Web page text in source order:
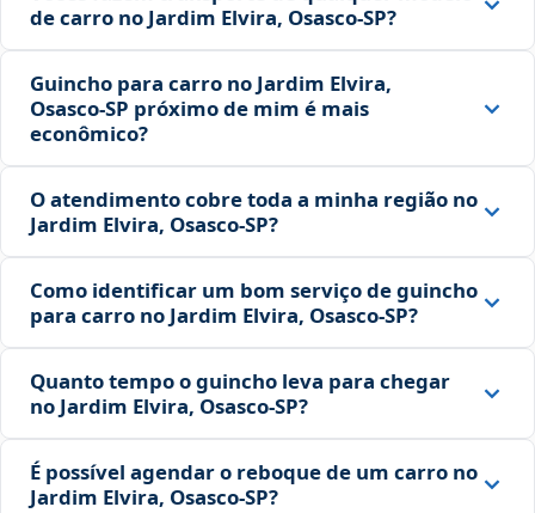
de carro no Jardim Elvira, Osasco‑SP?
Guincho para carro no Jardim Elvira,
Osasco‑SP próximo de mim é mais
econômico?
O atendimento cobre toda a minha região no
Jardim Elvira, Osasco‑SP?
Como identificar um bom serviço de guincho
para carro no Jardim Elvira, Osasco‑SP?
Quanto tempo o guincho leva para chegar
no Jardim Elvira, Osasco‑SP?
É possível agendar o reboque de um carro no
Jardim Elvira, Osasco‑SP?